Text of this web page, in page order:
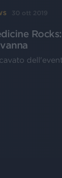
30 ott 2019